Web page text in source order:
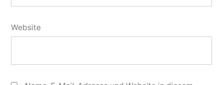
Website